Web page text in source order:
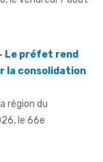
Le préfet rend
région du
le 66e
- Le